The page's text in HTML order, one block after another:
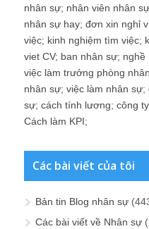
nhân sự; nhân viên nhân sự
nhân sự hay; đơn xin nghỉ
việc; kinh nghiệm tìm việc;
viet CV; ban nhân sự; nghề
việc làm trưởng phòng
nhân sự; việc làm nhân sự;
sự; cách tính lương; công
Cách làm KPI;
Các bài viết của tôi
Bản tin Blog nhân sự
Các bài viết về Nhân sự